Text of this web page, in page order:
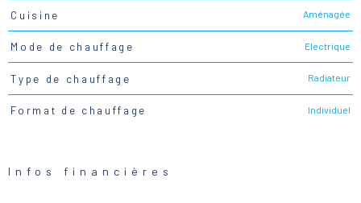
Cuisine Aménagée
Mode de chauffage Electrique
Type de chauffage Radiateur
Format de chauffage Individuel
Infos financières